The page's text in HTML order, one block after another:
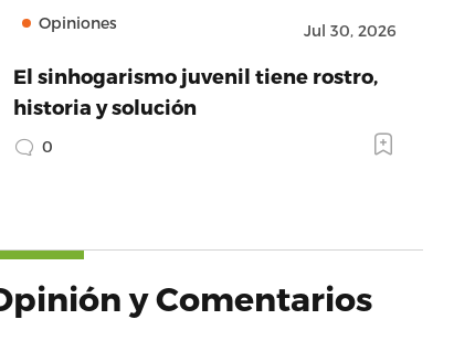
Opiniones Jul 30, 2026
El sinhogarismo juvenil tiene rostro,
historia y solución
0
y Comentarios